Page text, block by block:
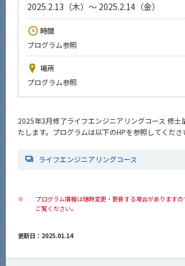
2025.2.13（木）～ 2025.2.14（金）
時間
プログラム参照
場所
プログラム参照
2025年3月修了ライフエンジニアリングコース 修士
たします。プログラムは以下のHPを参照してくださ
ライフエンジニアリングコース
※
プログラム情報は随時変更・更新する場合があります
ご覧ください。
更新日：2025.01.14
機械系 News
News
イベントカレンダー
Event Calendar
今後のイベント
年別アーカイブ